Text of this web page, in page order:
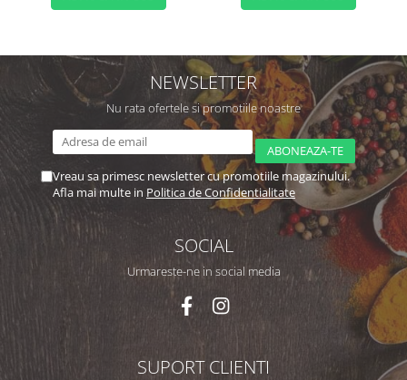
NEWSLETTER
Nu rata ofertele si promotiile noastre
Vreau sa primesc newsletter cu promotiile magazinului.
Afla mai multe in Politica de Confidentialitate
SOCIAL
Urmareste-ne in social media
SUPORT CLIENTI